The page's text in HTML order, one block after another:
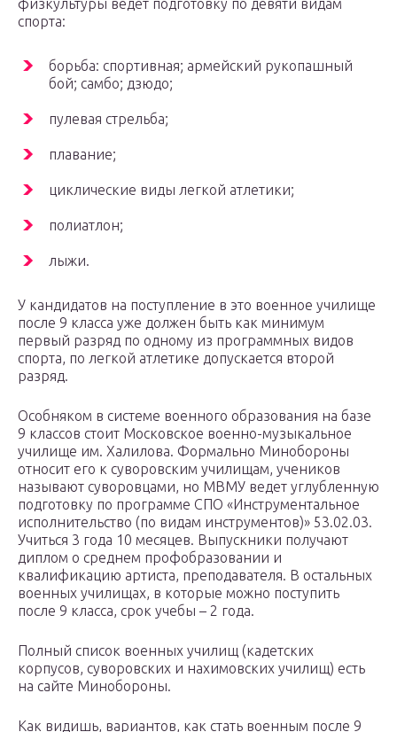
физкультуры ведет подготовку по девяти видам
спорта:
борьба: спортивная; армейский рукопашный
бой; самбо; дзюдо;
пулевая стрельба;
плавание;
циклические виды легкой атлетики;
полиатлон;
лыжи.
У кандидатов на поступление в это военное училище
после 9 класса уже должен быть как минимум
первый разряд по одному из программных видов
спорта, по легкой атлетике допускается второй
разряд.
Особняком в системе военного образования на базе
9 классов стоит Московское военно-музыкальное
училище им. Халилова. Формально Минобороны
относит его к суворовским училищам, учеников
называют суворовцами, но МВМУ ведет углубленную
подготовку по программе СПО «Инструментальное
исполнительство (по видам инструментов)» 53.02.03.
Учиться 3 года 10 месяцев. Выпускники получают
диплом о среднем профобразовании и
квалификацию артиста, преподавателя. В остальных
военных училищах, в которые можно поступить
после 9 класса, срок учебы – 2 года.
Полный список военных училищ (кадетских
корпусов, суворовских и нахимовских училищ) есть
на сайте Минобороны.
Как видишь, вариантов, как стать военным после 9